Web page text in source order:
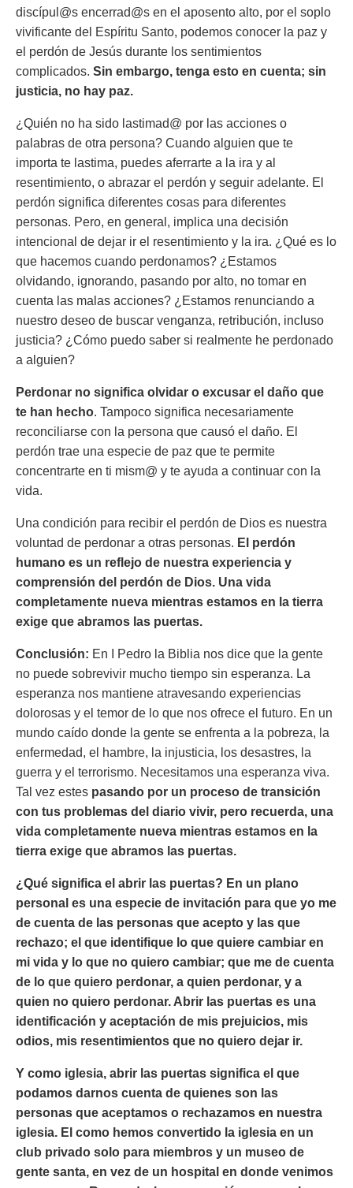
discípul@s encerrad@s en el aposento alto, por el soplo
vivificante del Espíritu Santo, podemos conocer la paz y
el perdón de Jesús durante los sentimientos
complicados. Sin embargo, tenga esto en cuenta; sin
justicia, no hay paz.
¿Quién no ha sido lastimad@ por las acciones o
palabras de otra persona? Cuando alguien que te
importa te lastima, puedes aferrarte a la ira y al
resentimiento, o abrazar el perdón y seguir adelante. El
perdón significa diferentes cosas para diferentes
personas. Pero, en general, implica una decisión
intencional de dejar ir el resentimiento y la ira. ¿Qué es lo
que hacemos cuando perdonamos? ¿Estamos
olvidando, ignorando, pasando por alto, no tomar en
cuenta las malas acciones? ¿Estamos renunciando a
nuestro deseo de buscar venganza, retribución, incluso
justicia? ¿Cómo puedo saber si realmente he perdonado
a alguien?
Perdonar no significa olvidar o excusar el daño que
te han hecho. Tampoco significa necesariamente
reconciliarse con la persona que causó el daño. El
perdón trae una especie de paz que te permite
concentrarte en ti mism@ y te ayuda a continuar con la
vida.
Una condición para recibir el perdón de Dios es nuestra
voluntad de perdonar a otras personas. El perdón
humano es un reflejo de nuestra experiencia y
comprensión del perdón de Dios. Una vida
completamente nueva mientras estamos en la tierra
exige que abramos las puertas.
Conclusión: En I Pedro la Biblia nos dice que la gente
no puede sobrevivir mucho tiempo sin esperanza. La
esperanza nos mantiene atravesando experiencias
dolorosas y el temor de lo que nos ofrece el futuro. En un
mundo caído donde la gente se enfrenta a la pobreza, la
enfermedad, el hambre, la injusticia, los desastres, la
guerra y el terrorismo. Necesitamos una esperanza viva.
Tal vez estes pasando por un proceso de transición
con tus problemas del diario vivir, pero recuerda, una
vida completamente nueva mientras estamos en la
tierra exige que abramos las puertas.
¿Qué significa el abrir las puertas? En un plano
personal es una especie de invitación para que yo me
de cuenta de las personas que acepto y las que
rechazo; el que identifique lo que quiere cambiar en
mi vida y lo que no quiero cambiar; que me de cuenta
de lo que quiero perdonar, a quien perdonar, y a
quien no quiero perdonar. Abrir las puertas es una
identificación y aceptación de mis prejuicios, mis
odios, mis resentimientos que no quiero dejar ir.
Y como iglesia, abrir las puertas significa el que
podamos darnos cuenta de quienes son las
personas que aceptamos o rechazamos en nuestra
iglesia. El como hemos convertido la iglesia en un
club privado solo para miembros y un museo de
gente santa, en vez de un hospital en donde venimos